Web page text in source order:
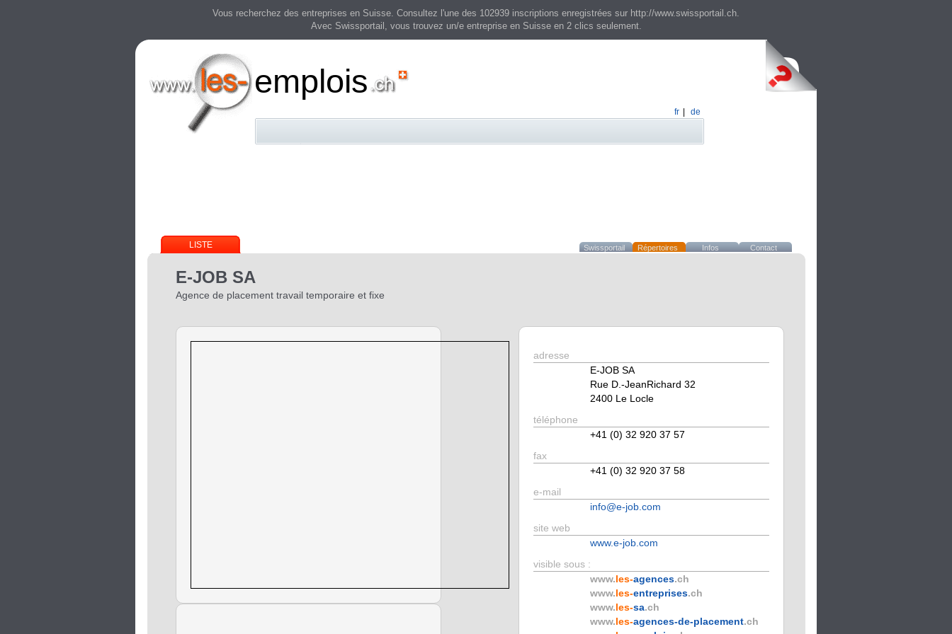
Vous recherchez des entreprises en Suisse. Consultez l'une des 102939 inscriptions enregistrées sur http://www.swissportail.ch.
Avec Swissportail, vous trouvez un/e entreprise en Suisse en 2 clics seulement.
emplois
fr de
LISTE Swissportail Répertoires Infos Contact
E-JOB SA
Agence de placement travail temporaire et fixe
adresse
E-JOB SA
Rue D.-JeanRichard 32
2400 Le Locle
téléphone
+41 (0) 32 920 37 57
fax
+41 (0) 32 920 37 58
e-mail
info@e-job.com
site web
www.e-job.com
visible sous :
www.les-agences.ch
www.les-entreprises.ch
www.les-sa.ch
www.les-agences-de-placement.ch